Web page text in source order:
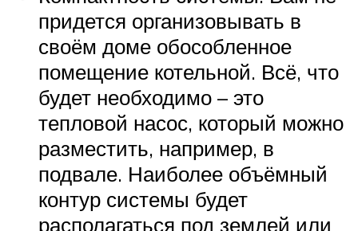
придется организовывать в
своём доме обособленное
помещение котельной. Всё, что
будет необходимо – это
тепловой насос, который можно
разместить, например, в
подвале. Наиболее объёмный
контур системы будет
располагаться под землей или